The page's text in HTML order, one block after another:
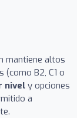
mantiene altos
B2, C1 o
nively opciones
a